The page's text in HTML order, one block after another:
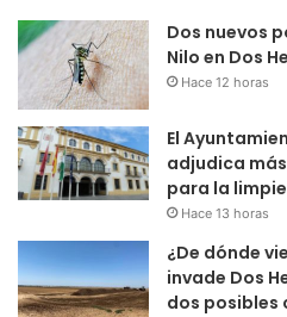
Dos nuevos
Nilo en Dos
Hace 12 horas
El
adjudica
para la
Hace 13 horas
¿De dónde
invade Dos
dos posibles